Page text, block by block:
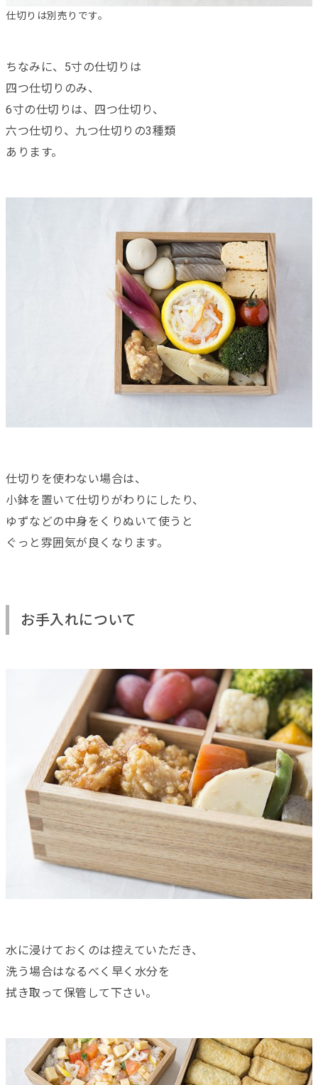
仕切りは別売りです。
ちなみに、5寸の仕切りは
四つ仕切りのみ、
6寸の仕切りは、四つ仕切り、
六つ仕切り、九つ仕切りの3種類
あります。
仕切りを使わない場合は、
小鉢を置いて仕切りがわりにしたり、
ゆずなどの中身をくりぬいて使うと
ぐっと雰囲気が良くなります。
お手入れについて
水に浸けておくのは控えていただき、
洗う場合はなるべく早く水分を
拭き取って保管して下さい。